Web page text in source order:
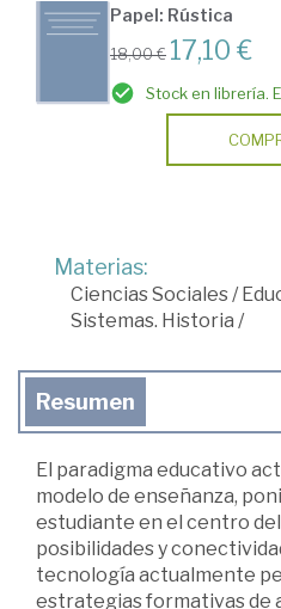
Papel: Rústica
18,00 € 17,10 €
Stock en librería.
Materias:
Ciencias Sociales/
Sistemas. Historia /
Resumen
El paradigma educativo
modelo de enseñanza,
estudiante en el centro
posibilidades y
tecnología actualmente
estrategias formativas de